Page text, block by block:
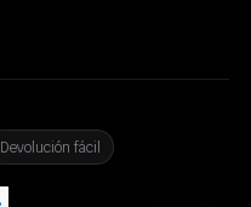
Devolución fácil